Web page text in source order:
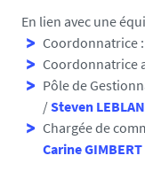
En lien avec une
Coordonnatrice :
Coordonnatrice
Pôle de
/Steven
Chargée de
Carine GIMBERT